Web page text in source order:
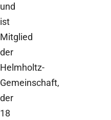
und
ist
Mitglied
der
Helmholtz-
Gemeinschaft,
der
18